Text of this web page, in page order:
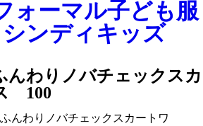
わりノバチェックスカ
100